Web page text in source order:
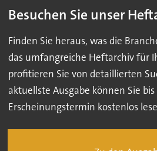
Besuchen Sie unser
Finden Sie heraus, was die
das umfangreiche Heftarchiv für
profitieren Sie von detaillierten
aktuellste Ausgabe können Sie bis
Erscheinungstermin kostenlos